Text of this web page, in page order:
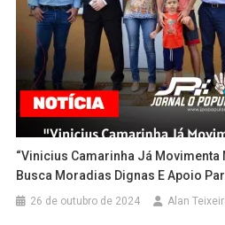
“Vinicius Camarinha Já
Busca Moradias Dignas E Apoio
26 de outubro de 2024 Alan